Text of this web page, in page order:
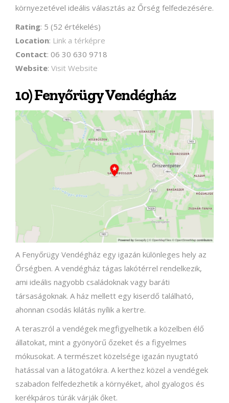
környezetével ideális választás az Őrség felfedezésére.
Rating: 5 (52 értékelés)
Location: Link a térképre
Contact: 06 30 630 9718
Website: Visit Website
10) Fenyőrügy Vendégház
A Fenyőrügy Vendégház egy igazán különleges hely az
Őrségben. A vendégház tágas lakótérrel rendelkezik,
ami ideális nagyobb családoknak vagy baráti
társaságoknak. A ház mellett egy kiserdő található,
ahonnan csodás kilátás nyílik a kertre.
A teraszról a vendégek megfigyelhetik a közelben élő
állatokat, mint a gyönyörű őzeket és a figyelmes
mókusokat. A természet közelsége igazán nyugtató
hatással van a látogatókra. A kerthez közel a vendégek
szabadon felfedezhetik a környéket, ahol gyalogos és
kerékpáros túrák várják őket.